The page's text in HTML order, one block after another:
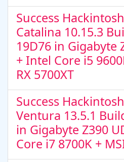
Success
Catalina 10.15.3
19D76 in Gigabyte
+ Intel Core i5
RX 5700XT
Success
Ventura 13.5.1
in Gigabyte Z390
Core i7 8700K +